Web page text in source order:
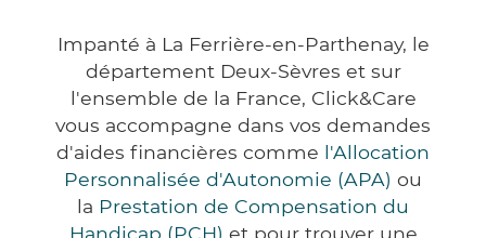
Impanté à La Ferrière-en-Parthenay, le
département Deux-Sèvres et sur
l'ensemble de la France, Click&Care
vous accompagne dans vos demandes
d'aides financières comme l'Allocation
Personnalisée d'Autonomie (APA) ou
la Prestation de Compensation du
Handicap (PCH) et pour trouver une